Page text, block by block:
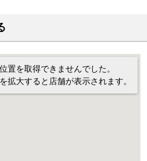
置を取得できませんでした。
拡大すると店舗が表示されます。